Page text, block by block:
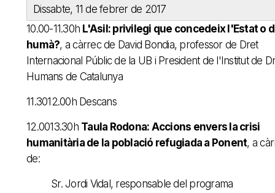
Dissabte, 11 de febrer de 2017
10.00-11.30h L'Asil: privilegi que concedeix l'Estat o
humà?, a càrrec de David Bondia, professor de Dret
Internacional Públic de la UB i President de l'Institut de
Humans de Catalunya
11.3012.00h Descans
12.0013.30h Taula Rodona: Accions envers la crisi
humanitària de la població refugiada a Ponent, a
de:
Sr. Jordi Vidal, responsable del programa